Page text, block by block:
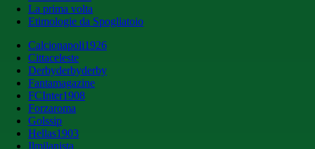
La prima volta
Etimologie da Spogliatoio
Calcionapoli1926
Cittaceleste
Derbyderbyderby
Fantamagazine
FCInter1908
Forzaroma
Golssip
Hellas1903
Ilmilanista